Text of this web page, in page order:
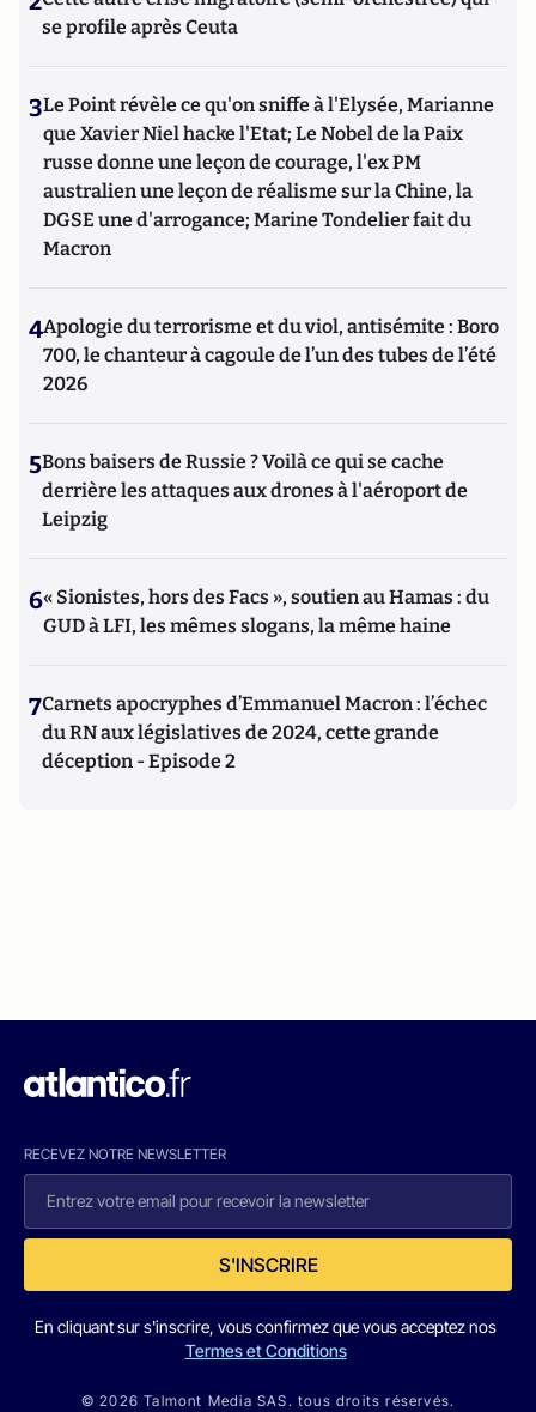
se profile après Ceuta
3Le Point révèle ce qu'on sniffe à l'Elysée, Marianne
que Xavier Niel hacke l'Etat; Le Nobel de la Paix
russe donne une leçon de courage, l'ex PM
australien une leçon de réalisme sur la Chine, la
DGSE une d'arrogance; Marine Tondelier fait du
Macron
4Apologie du terrorisme et du viol, antisémite : Boro
700, le chanteur à cagoule de l’un des tubes de l’été
2026
5Bons baisers de Russie ? Voilà ce qui se cache
derrière les attaques aux drones à l'aéroport de
Leipzig
6« Sionistes, hors des Facs », soutien au Hamas : du
GUD à LFI, les mêmes slogans, la même haine
7Carnets apocryphes d’Emmanuel Macron : l’échec
du RN aux législatives de 2024, cette grande
déception - Episode 2
RECEVEZ NOTRE NEWSLETTER
S'INSCRIRE
En cliquant sur s'inscrire, vous confirmez que vous acceptez nos
Termes et Conditions
© 2026 Talmont Media SAS. tous droits réservés.